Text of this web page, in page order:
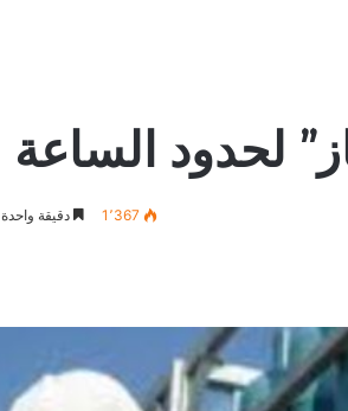
لحدود الساعة
1٬367 دقيقة واحدة